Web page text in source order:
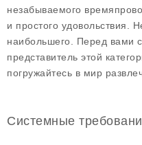
незабываемого
и простого удовольствия.
наибольшего. Перед вами
представитель этой
погружайтесь в мир
Системные